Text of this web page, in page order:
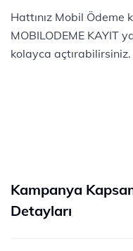
Hattınız Mobil Ödeme
MOBILODEME KAYIT
kolayca açtırabilirsiniz.
Kampanya
Detayları